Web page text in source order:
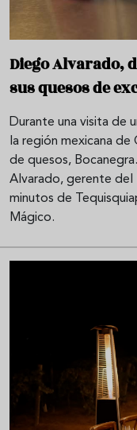
Diego Alvarado,
sus quesos de
Durante una visita de
la región mexicana de
de quesos,
Alvarado, gerente del
minutos de
Mágico.